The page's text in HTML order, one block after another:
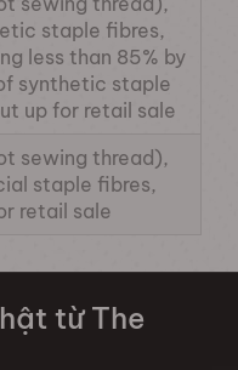
staple fibres,
less than 85% by
synthetic staple
up for retail sale
sewing thread),
staple fibres,
retail sale
từ The